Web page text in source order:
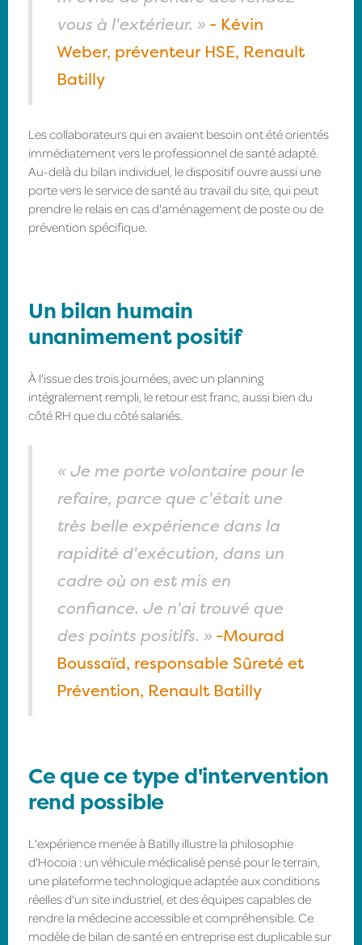
vous à l'extérieur. »- Kévin
Weber, préventeur HSE, Renault
Batilly
Les collaborateurs qui en avaient besoin ont été orientés
immédiatement vers le professionnel de santé adapté.
Au-delà du bilan individuel, le dispositif ouvre aussi une
porte vers le service de santé au travail du site, qui peut
prendre le relais en cas d'aménagement de poste ou de
prévention spécifique.
Un bilan humain
unanimement positif
À l'issue des trois journées, avec un planning
intégralement rempli, le retour est franc, aussi bien du
côté RH que du côté salariés.
« Je me porte volontaire pour le
refaire, parce que c'était une
très belle expérience dans la
rapidité d'exécution, dans un
cadre où on est mis en
confiance. Je n'ai trouvé que
des points positifs. »-Mourad
Boussaïd, responsable Sûreté et
Prévention, Renault Batilly
Ce que ce type d'intervention
rend possible
L'expérience menée à Batilly illustre la philosophie
d'Hocoia : un véhicule médicalisé pensé pour le terrain,
une plateforme technologique adaptée aux conditions
réelles d'un site industriel, et des équipes capables de
rendre la médecine accessible et compréhensible. Ce
modèle de bilan de santé en entreprise est duplicable sur